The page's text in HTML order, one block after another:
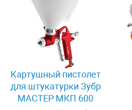
Картушный пистолет
для штукатурки Зубр
МАСТЕР МКП 600